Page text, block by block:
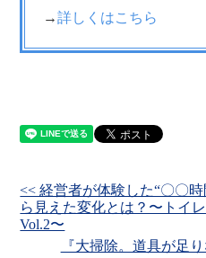
→詳しくはこちら
<< 経営者が体験した“〇〇
ら見えた変化とは？〜トイ
Vol.2〜
『大掃除。道具が足